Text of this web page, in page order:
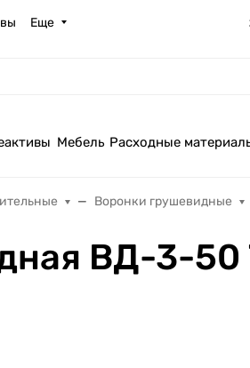
Еще
Мебель Расходные
Воронки грушевидные
ВД-3-50